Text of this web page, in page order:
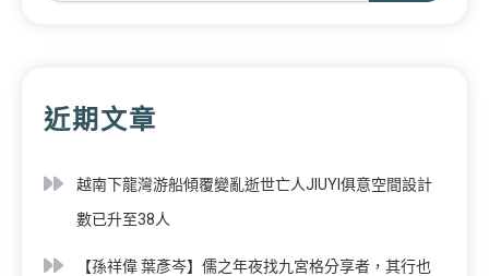
近期文章
越南下龍灣游船傾覆變亂逝世亡人JIUYI俱意空間設計
數已升至38人
【孫祥偉 葉彥岑】儒之年夜找九宮格分享者，其行也